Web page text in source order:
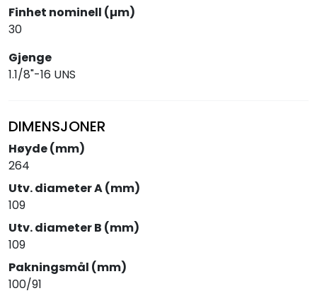
Finhet nominell (µm)
30
Gjenge
1.1/8"-16 UNS
DIMENSJONER
Høyde (mm)
264
Utv. diameter A (mm)
109
Utv. diameter B (mm)
109
Pakningsmål (mm)
100/91